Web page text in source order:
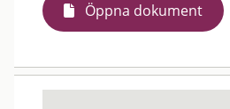
Öppna dokument